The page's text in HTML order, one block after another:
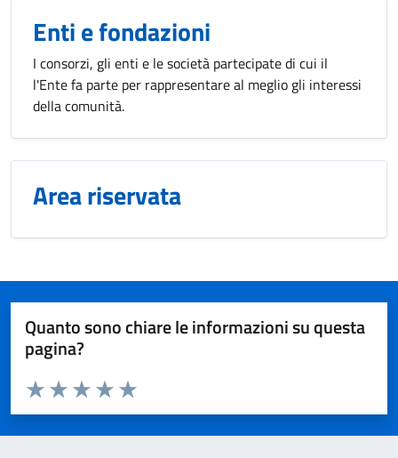
Enti e fondazioni
I consorzi, gli enti e le società partecipate di cui il
l'Ente fa parte per rappresentare al meglio gli interessi
della comunità.
Area riservata
Quanto sono chiare le informazioni su questa
pagina?
Valuta da 1 a 5 stelle la pagina
Valuta 5 stelle su 5
Valuta 4 stelle su 5
Valuta 3 stelle su 5
Valuta 2 stelle su 5
Valuta 1 stelle su 5